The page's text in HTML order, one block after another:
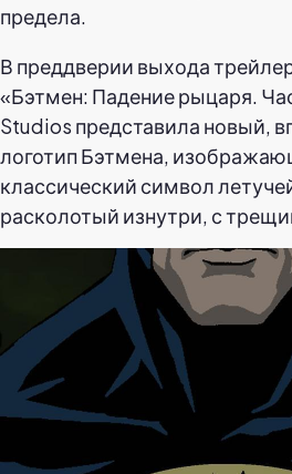
предела.
В преддверии выхода
«Бэтмен: Падение рыцаря.
Studios представила новый,
логотип Бэтмена,
классический символ
расколотый изнутри, с